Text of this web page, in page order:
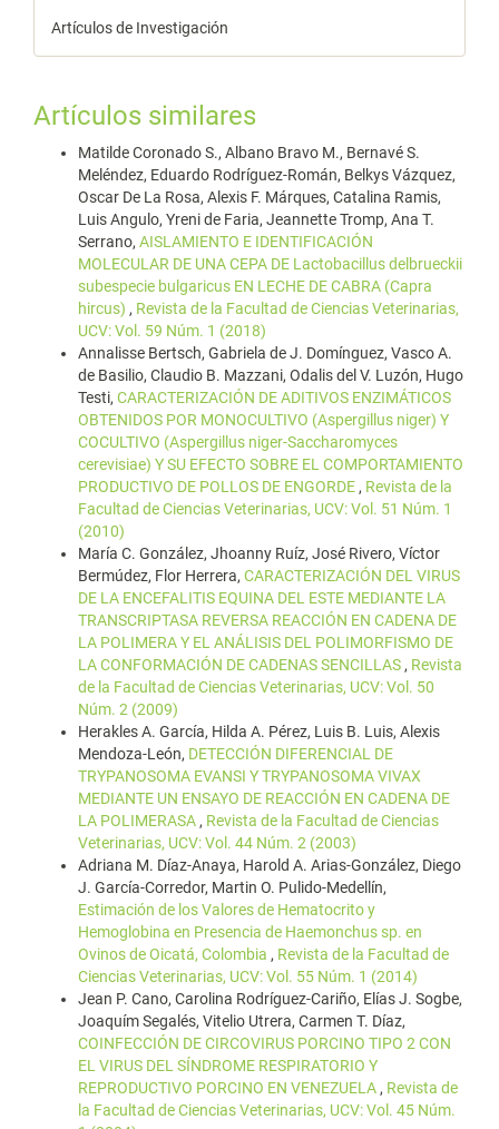
Artículos de Investigación
Artículos similares
Matilde Coronado S., Albano Bravo M., Bernavé S.
Meléndez, Eduardo Rodríguez-Román, Belkys Vázquez,
Oscar De La Rosa, Alexis F. Márques, Catalina Ramis,
Luis Angulo, Yreni de Faria, Jeannette Tromp, Ana T.
Serrano, AISLAMIENTO E IDENTIFICACIÓN
MOLECULAR DE UNA CEPA DE Lactobacillus delbrueckii
subespecie bulgaricus EN LECHE DE CABRA (Capra
hircus) , Revista de la Facultad de Ciencias Veterinarias,
UCV: Vol. 59 Núm. 1 (2018)
Annalisse Bertsch, Gabriela de J. Domínguez, Vasco A.
de Basilio, Claudio B. Mazzani, Odalis del V. Luzón, Hugo
Testi, CARACTERIZACIÓN DE ADITIVOS ENZIMÁTICOS
OBTENIDOS POR MONOCULTIVO (Aspergillus niger) Y
COCULTIVO (Aspergillus niger-Saccharomyces
cerevisiae) Y SU EFECTO SOBRE EL COMPORTAMIENTO
PRODUCTIVO DE POLLOS DE ENGORDE , Revista de la
Facultad de Ciencias Veterinarias, UCV: Vol. 51 Núm. 1
(2010)
María C. González, Jhoanny Ruíz, José Rivero, Víctor
Bermúdez, Flor Herrera, CARACTERIZACIÓN DEL VIRUS
DE LA ENCEFALITIS EQUINA DEL ESTE MEDIANTE LA
TRANSCRIPTASA REVERSA REACCIÓN EN CADENA DE
LA POLIMERA Y EL ANÁLISIS DEL POLIMORFISMO DE
LA CONFORMACIÓN DE CADENAS SENCILLAS , Revista
de la Facultad de Ciencias Veterinarias, UCV: Vol. 50
Núm. 2 (2009)
Herakles A. García, Hilda A. Pérez, Luis B. Luis, Alexis
Mendoza-León, DETECCIÓN DIFERENCIAL DE
TRYPANOSOMA EVANSI Y TRYPANOSOMA VIVAX
MEDIANTE UN ENSAYO DE REACCIÓN EN CADENA DE
LA POLIMERASA , Revista de la Facultad de Ciencias
Veterinarias, UCV: Vol. 44 Núm. 2 (2003)
Adriana M. Díaz-Anaya, Harold A. Arias-González, Diego
J. García-Corredor, Martin O. Pulido-Medellín,
Estimación de los Valores de Hematocrito y
Hemoglobina en Presencia de Haemonchus sp. en
Ovinos de Oicatá, Colombia , Revista de la Facultad de
Ciencias Veterinarias, UCV: Vol. 55 Núm. 1 (2014)
Jean P. Cano, Carolina Rodríguez-Cariño, Elías J. Sogbe,
Joaquím Segalés, Vitelio Utrera, Carmen T. Díaz,
COINFECCIÓN DE CIRCOVIRUS PORCINO TIPO 2 CON
EL VIRUS DEL SÍNDROME RESPIRATORIO Y
REPRODUCTIVO PORCINO EN VENEZUELA , Revista de
la Facultad de Ciencias Veterinarias, UCV: Vol. 45 Núm.